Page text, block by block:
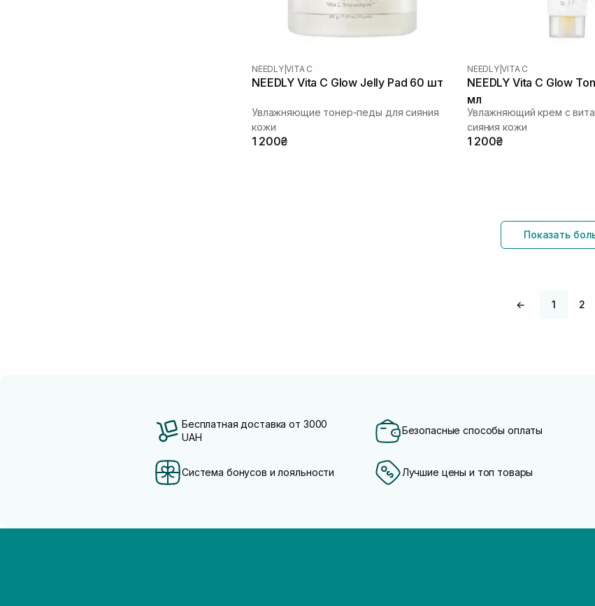
NEEDLY|VITA C
NEEDLY Vita C Glow Jelly Pad 60 шт
Увлажняющие тонер-педы для сияния
кожи
1 200₴
NEEDLY|VITA C
NEEDLY Vita C Glow
мл
Увлажняющий крем с
сияния кожи
1 200₴
Показать
← 1 2
Бесплатная доставка от 3000
UAH
Безопасные способы оплаты
Система бонусов и лояльности Лучшие цены и топ товары